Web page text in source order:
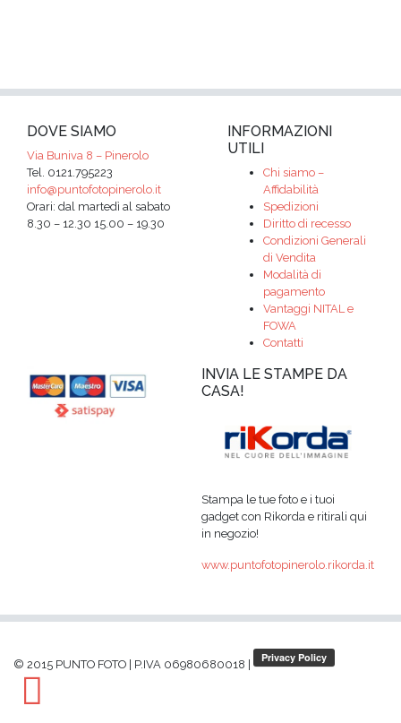
DOVE SIAMO
Via Buniva 8 – Pinerolo
Tel. 0121.795223
info@puntofotopinerolo.it
Orari: dal martedì al sabato
8.30 – 12.30 15.00 – 19.30
INFORMAZIONI
UTILI
Chi siamo –
Affidabilità
Spedizioni
Diritto di recesso
Condizioni Generali
di Vendita
Modalità di
pagamento
Vantaggi NITAL e
FOWA
Contatti
INVIA LE STAMPE DA
CASA!
Stampa le tue foto e i tuoi
gadget con Rikorda e ritirali qui
in negozio!
www.puntofotopinerolo.rikorda.it
© 2015 PUNTO FOTO P.IVA 06980680018